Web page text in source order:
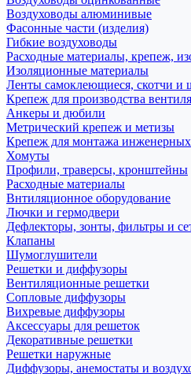
Воздуховоды алюминивые
Фасонные части (изделия)
Гибкие воздуховоды
Расходные материалы, крепеж,
Изоляционные материалы
Ленты самоклеющиеся, скотчи и
Крепеж для производства
Анкеры и дюбили
Метрический крепеж и метизы
Крепеж для монтажа
Хомуты
Профили, траверсы, кронштейны
Расходные материалы
Внтиляционное оборудование
Лючки и гермодвери
Дефлекторы, зонты, фильтры и
Клапаны
Шумоглушители
Решетки и диффузоры
Вентиляционные решетки
Сопловые диффузоры
Вихревые диффузоры
Аксессуары для решеток
Декоративные решетки
Решетки наружные
Диффузоры, анемостаты и